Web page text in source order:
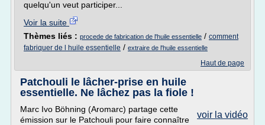
quelqu'un veut participer...
Voir la suite
Thèmes liés : procede de fabrication de l'huile essentielle / comment
fabriquer de l huile essentielle / extraire de l'huile essentielle
Haut de page
Patchouli le lâcher-prise en huile
essentielle. Ne lâchez pas la fiole !
voir la vidéo
Marc Ivo Böhning (Aromarc) partage cette
émission sur le Patchouli pour faire connaître